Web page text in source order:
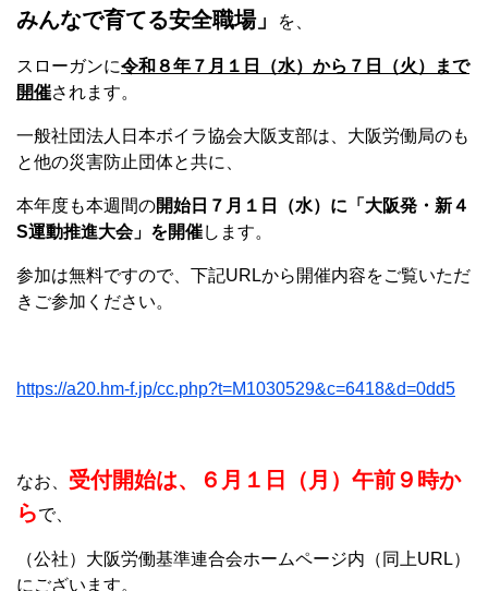
みんなで育てる安全職場」
を、
スローガンに令和８年７月１日（水）から７日（火）まで
開催されます。
一般社団法人日本ボイラ協会大阪支部は、大阪労働局のも
と他の災害防止団体と共に、
本年度も本週間の開始日７月１日（水）に「大阪発・新４
S運動推進大会」を開催します。
参加は無料ですので、下記URLから開催内容をご覧いただ
きご参加ください。
https://a20.hm-f.jp/cc.php?t=M1030529&c=6418&d=0dd5
なお、 受付開始は、６月１日（月）午前９時か
らで、
（公社）大阪労働基準連合会ホームページ内（同上URL）
にございます。